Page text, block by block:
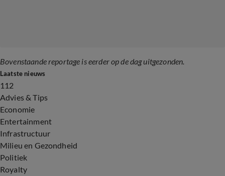
Bovenstaande reportage is eerder op de dag uitgezonden.
Laatste nieuws
112
Advies & Tips
Economie
Entertainment
Infrastructuur
Milieu en Gezondheid
Politiek
Royalty